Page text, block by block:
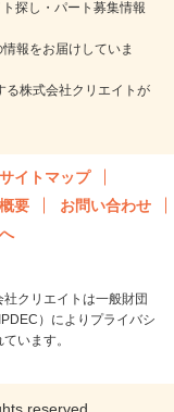
探し・パート募集情報
報をお届けしていま
る株式会社クリエイトが
サイトマップ
要
お問い合わせ
クリエイトは一般財団
）によりプライバシ
います。